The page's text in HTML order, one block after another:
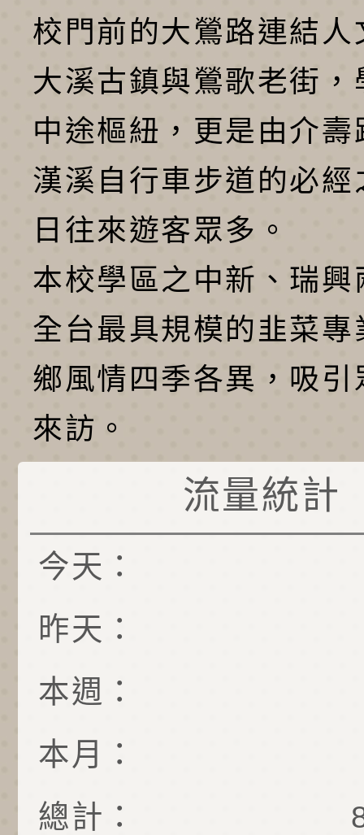
校門前的大鶯路連結人
大溪古鎮與鶯歌老街，
中途樞紐，更是由介壽
漢溪自行車步道的必經
日往來遊客眾多。
本校學區之中新、瑞興
全台最具規模的韭菜專
鄉風情四季各異，吸引
來訪。
流量統計
今天：
昨天：
本週：
本月：
總計：